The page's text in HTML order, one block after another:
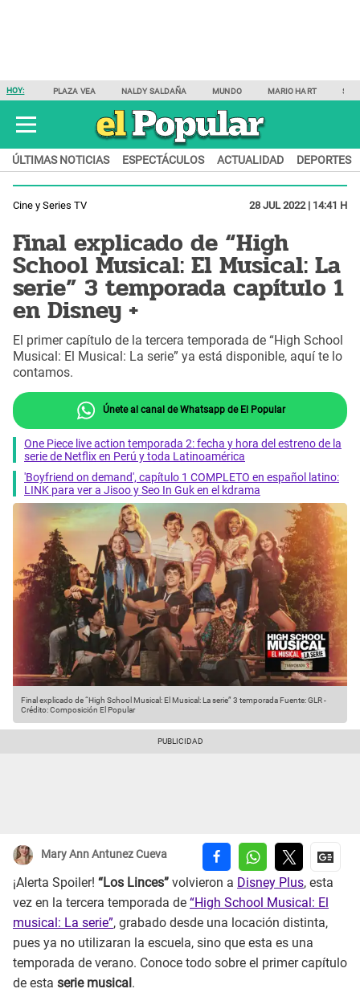
HOY: PLAZA VEA NALDY SALDAÑA MUNDO MARIO HART
ÚLTIMAS NOTICIAS ESPECTÁCULOS ACTUALIDAD DEPORTES
Cine y Series TV 28 JUL 2022 | 14:41 H
Final explicado de “High
School Musical: El Musical: La
serie” 3 temporada capítulo 1
en Disney +
El primer capítulo de la tercera temporada de “High School
Musical: El Musical: La serie” ya está disponible, aquí te lo
contamos.
Únete al canal de Whatsapp de El Popular
One Piece live action temporada 2: fecha y hora del estreno de la
serie de Netflix en Perú y toda Latinoamérica
'Boyfriend on demand', capítulo 1 COMPLETO en español latino:
LINK para ver a Jisoo y Seo In Guk en el kdrama
Final explicado de “High School Musical: El Musical: La serie” 3 temporadaFuente: GLR-
Crédito: Composición El Popular
Mary Ann Antunez Cueva
¡Alerta Spoiler! “Los Linces” volvieron a Disney Plus, esta
vez en la tercera temporada de “High School Musical: El
musical: La serie”, grabado desde una locación distinta,
pues ya no utilizaran la escuela, sino que esta es una
temporada de verano. Conoce todo sobre el primer capítulo
de esta serie musical .